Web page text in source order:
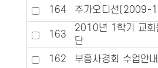
164 추가오디션(2009-1
163
2010년 1학기 교회
단
162
부흥사경회 수업안내